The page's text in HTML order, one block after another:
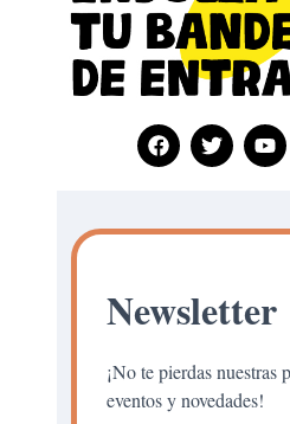
Newsletter
¡No te pierdas nuestras
eventos y novedades!